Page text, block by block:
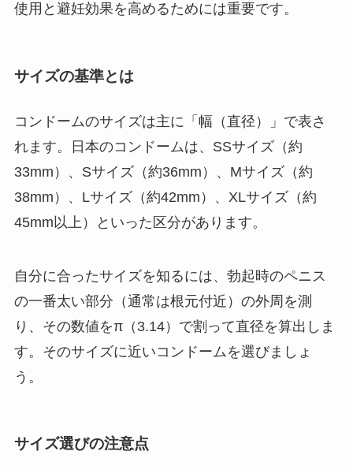
使用と避妊効果を高めるためには重要です。
サイズの基準とは
コンドームのサイズは主に「幅（直径）」で表さ
れます。日本のコンドームは、SSサイズ（約
33mm）、Sサイズ（約36mm）、Mサイズ（約
38mm）、Lサイズ（約42mm）、XLサイズ（約
45mm以上）といった区分があります。
自分に合ったサイズを知るには、勃起時のペニス
の一番太い部分（通常は根元付近）の外周を測
り、その数値をπ（3.14）で割って直径を算出しま
す。そのサイズに近いコンドームを選びましょ
う。
サイズ選びの注意点